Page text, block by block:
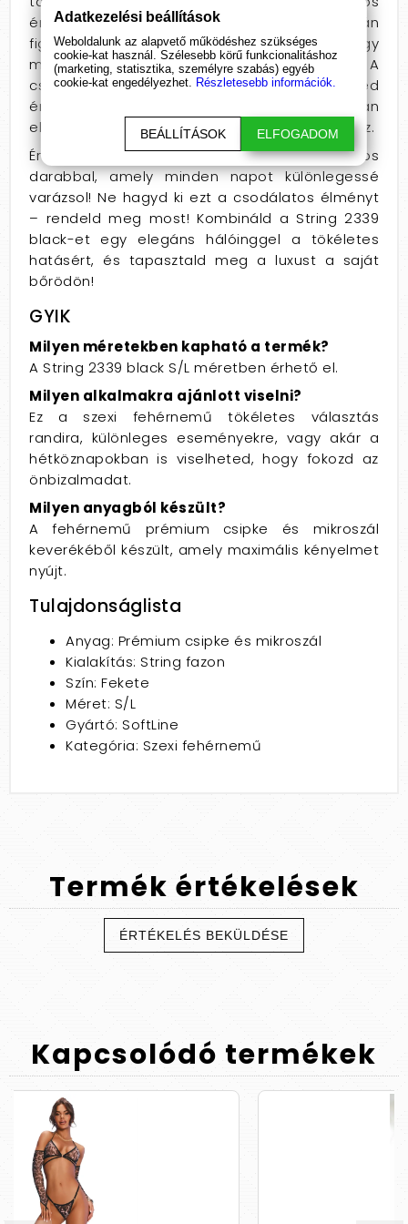
érzést nyújt. A szabás megálmodása során
figyelembe vettük a női alak szépségét, hogy
mindenki számára ideális viselet legyen. A
csipke és mikroszál keveréke érzéki és könnyed
érzést kölcsönöz, így minden mozdulatodban
elégedettséget és magabiztosságot érezhetsz.
Érezd magad fenségesnek ezzel a varázslatos
darabbal, amely minden napot különlegessé
varázsol! Ne hagyd ki ezt a csodálatos élményt
– rendeld meg most! Kombináld a String 2339
black-et egy elegáns hálóinggel a tökéletes
hatásért, és tapasztald meg a luxust a saját
bőrödön!
GYIK
Milyen méretekben kapható a termék?
A String 2339 black S/L méretben érhető el.
Milyen alkalmakra ajánlott viselni?
Ez a szexi fehérnemű tökéletes választás
randira, különleges eseményekre, vagy akár a
hétköznapokban is viselheted, hogy fokozd az
önbizalmadat.
Milyen anyagból készült?
A fehérnemű prémium csipke és mikroszál
keverékéből készült, amely maximális kényelmet
nyújt.
Tulajdonságlista
Anyag: Prémium csipke és mikroszál
Kialakítás: String fazon
Szín: Fekete
Méret: S/L
Gyártó: SoftLine
Kategória: Szexi fehérnemű
Termék értékelések
ÉRTÉKELÉS BEKÜLDÉSE
Kapcsolódó termékek
Adatkezelési beállítások
Weboldalunk az alapvető működéshez szükséges
cookie-kat használ. Szélesebb körű funkcionalitáshoz
(marketing, statisztika, személyre szabás) egyéb
cookie-kat engedélyezhet. Részletesebb információk.
BEÁLLÍTÁSOK ELFOGADOM